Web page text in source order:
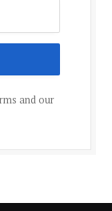
and our